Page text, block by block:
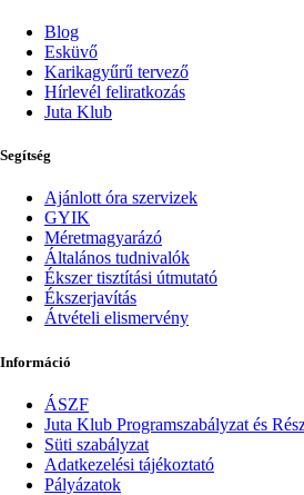
Blog
Esküvő
Karikagyűrű tervező
Hírlevél feliratkozás
Juta Klub
Segítség
Ajánlott óra szervizek
GYIK
Méretmagyarázó
Általános tudnivalók
Ékszer tisztítási útmutató
Ékszerjavítás
Átvételi elismervény
Információ
ÁSZF
Juta Klub Programszabályzat és
Süti szabályzat
Adatkezelési tájékoztató
Pályázatok